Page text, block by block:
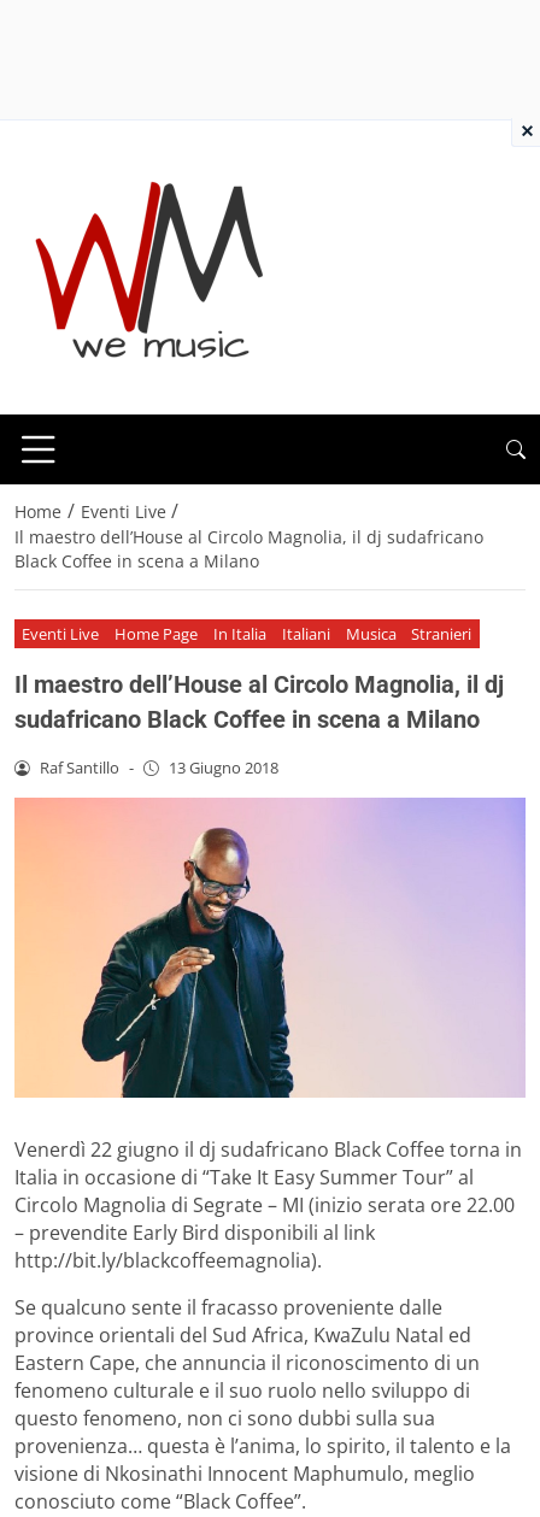
Home / Eventi Live /
Il maestro dell’House al Circolo Magnolia, il dj sudafricano
Black Coffee in scena a Milano
Eventi Live Home Page In Italia Italiani Musica Stranieri
Il maestro dell’House al Circolo Magnolia, il dj
sudafricano Black Coffee in scena a Milano
Raf Santillo - 13 Giugno 2018
Venerdì 22 giugno il dj sudafricano Black Coffee torna in
Italia in occasione di “Take It Easy Summer Tour” al
Circolo Magnolia di Segrate – MI (inizio serata ore 22.00
– prevendite Early Bird disponibili al link
http://bit.ly/blackcoffeemagnolia).
Se qualcuno sente il fracasso proveniente dalle
province orientali del Sud Africa, KwaZulu Natal ed
Eastern Cape, che annuncia il riconoscimento di un
fenomeno culturale e il suo ruolo nello sviluppo di
questo fenomeno, non ci sono dubbi sulla sua
provenienza… questa è l’anima, lo spirito, il talento e la
visione di Nkosinathi Innocent Maphumulo, meglio
conosciuto come “Black Coffee”.
×